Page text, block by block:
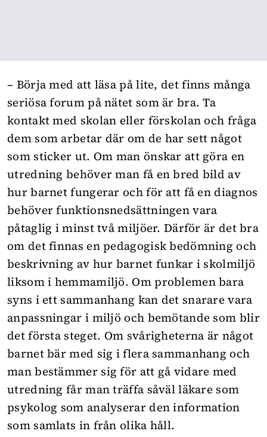
– Börja med att läsa på lite, det finns många
seriösa forum på nätet som är bra. Ta
kontakt med skolan eller förskolan och fråga
dem som arbetar där om de har sett något
som sticker ut. Om man önskar att göra en
utredning behöver man få en bred bild av
hur barnet fungerar och för att få en diagnos
behöver funktionsnedsättningen vara
påtaglig i minst två miljöer. Därför är det bra
om det finnas en pedagogisk bedömning och
beskrivning av hur barnet funkar i skolmiljö
liksom i hemmamiljö. Om problemen bara
syns i ett sammanhang kan det snarare vara
anpassningar i miljö och bemötande som blir
det första steget. Om svårigheterna är något
barnet bär med sig i flera sammanhang och
man bestämmer sig för att gå vidare med
utredning får man träffa såväl läkare som
psykolog som analyserar den information
som samlats in från olika håll.